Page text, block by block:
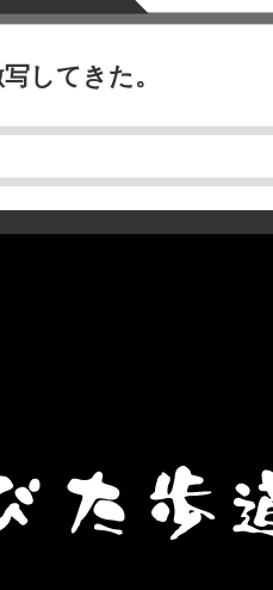
してきた。